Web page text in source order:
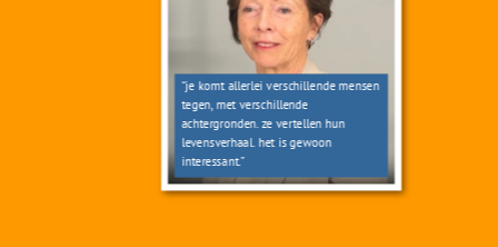
“je komt allerlei verschillende mensen
tegen, met verschillende
achtergronden. ze vertellen hun
levensverhaal. het is gewoon
interessant.”